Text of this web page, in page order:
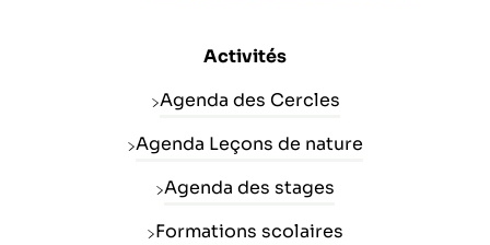
Activités
Agenda des Cercles
Agenda Leçons de nature
Agenda des stages
Formations scolaires